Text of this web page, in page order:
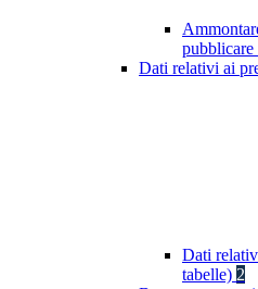
Dati relativi ai
Dati
tabelle) 2